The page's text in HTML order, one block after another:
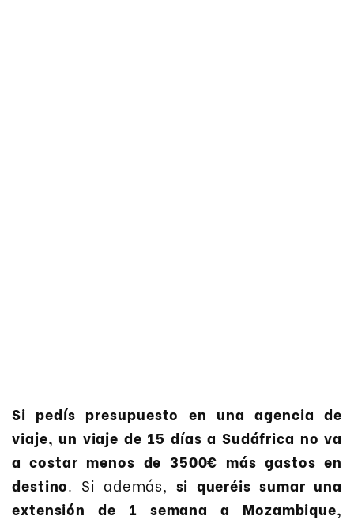
Si pedís presupuesto en una agencia de
viaje, un viaje de 15 días a Sudáfrica no va
a costar menos de 3500€ más gastos en
destino. Si además, si queréis sumar una
extensión de 1 semana a Mozambique,